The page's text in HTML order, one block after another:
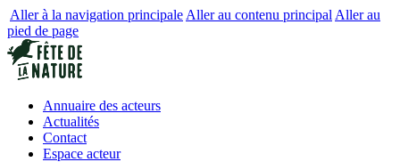
Aller à la navigation principale Aller au contenu principal Aller au
pied de page
Annuaire des acteurs
Actualités
Contact
Espace acteur